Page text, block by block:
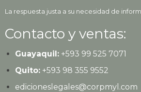
La respuesta justa a su necesidad de
Contacto y ventas:
Guayaquil:+593 99 525 7071
Quito:+593 98 355 9552
edicioneslegales@corpmyl.com